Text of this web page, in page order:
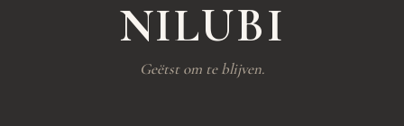
NILUBI
Geëtst om te blijven.